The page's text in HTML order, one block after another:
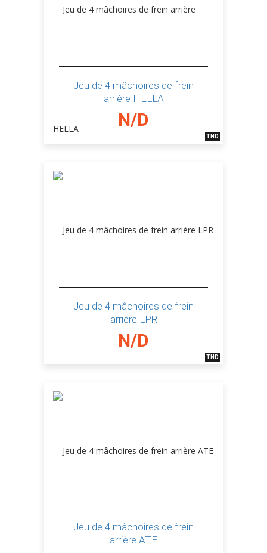
Jeu de 4 mâchoires de frein
arrière HELLA
N/D
TND
Jeu de 4 mâchoires de frein
arrière LPR
N/D
TND
Jeu de 4 mâchoires de frein
arrière ATE